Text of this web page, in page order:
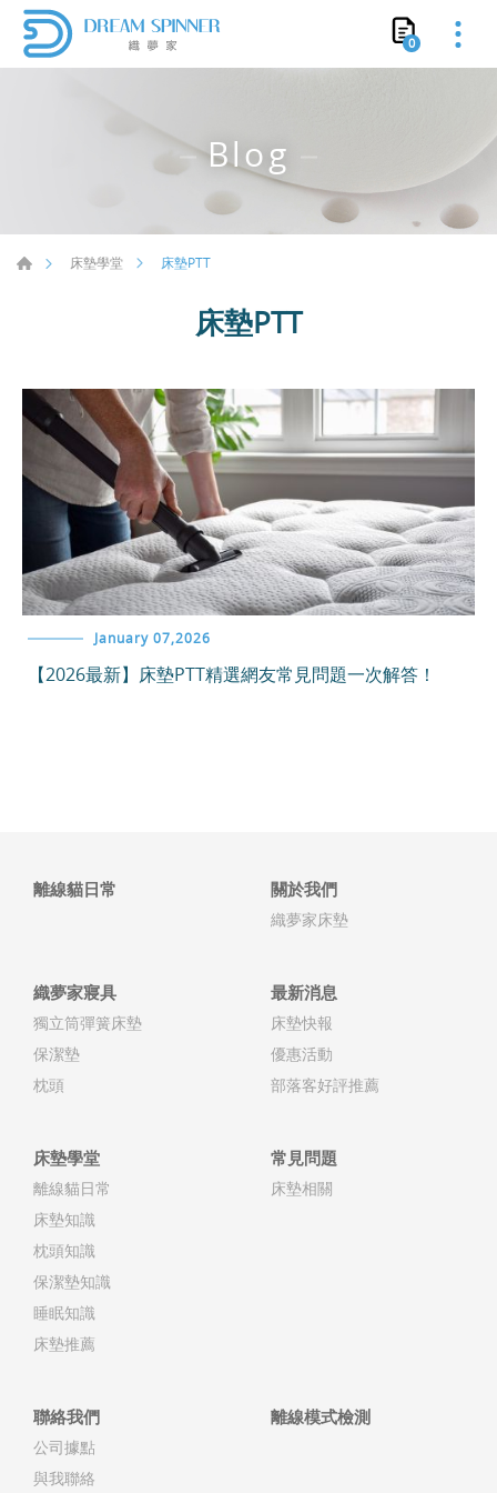
0
Blog
床墊學堂 床墊PTT
床墊PTT
January 07,2026
【2026最新】床墊PTT精選網友常見問題一次解答！
離線貓日常 關於我們
織夢家床墊
織夢家寢具
獨立筒彈簧床墊
保潔墊
枕頭
最新消息
床墊快報
優惠活動
部落客好評推薦
床墊學堂
離線貓日常
床墊知識
枕頭知識
保潔墊知識
睡眠知識
床墊推薦
常見問題
床墊相關
聯絡我們
公司據點
與我聯絡
離線模式檢測